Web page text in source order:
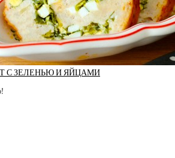
С ЗЕЛЕНЬЮ И ЯЙЦАМИ